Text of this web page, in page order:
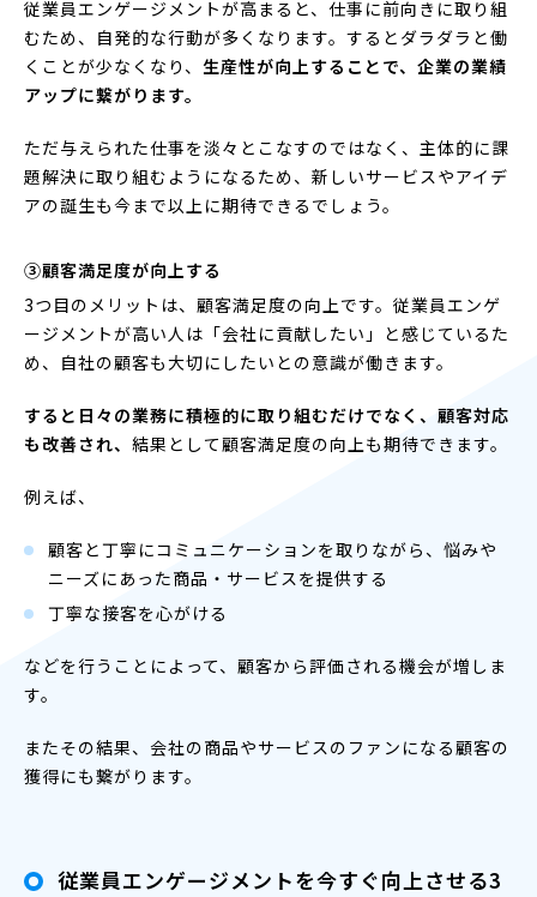
従業員エンゲージメントが高まると、仕事に前向きに取り組
むため、自発的な行動が多くなります。するとダラダラと働
くことが少なくなり、 生産性が向上することで、企業の業績
アップに繋がります。
ただ与えられた仕事を淡々とこなすのではなく、主体的に課
題解決に取り組むようになるため、新しいサービスやアイデ
アの誕生も今まで以上に期待できるでしょう。
③顧客満足度が向上する
3つ目のメリットは、顧客満足度の向上です。従業員エンゲ
ージメントが高い人は「会社に貢献したい」と感じているた
め、自社の顧客も大切にしたいとの意識が働きます。
すると日々の業務に積極的に取り組むだけでなく、顧客対応
も改善され、 結果として顧客満足度の向上も期待できます。
例えば、
顧客と丁寧にコミュニケーションを取りながら、悩みや
ニーズにあった商品・サービスを提供する
丁寧な接客を心がける
などを行うことによって、顧客から評価される機会が増しま
す。
またその結果、会社の商品やサービスのファンになる顧客の
獲得にも繋がります。
従業員エンゲージメントを今すぐ向上させる3